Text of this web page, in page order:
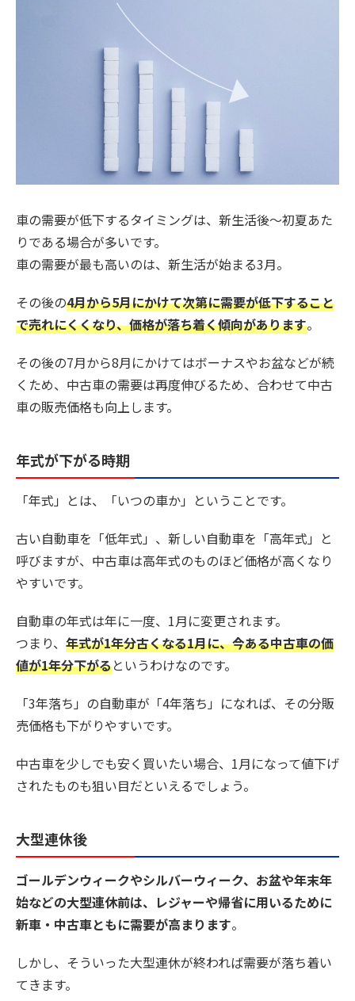
車の需要が低下するタイミングは、新生活後〜初夏あた
りである場合が多いです。
車の需要が最も高いのは、新生活が始まる3月。
その後の4月から5月にかけて次第に需要が低下すること
で売れにくくなり、価格が落ち着く傾向があります。
その後の7月から8月にかけてはボーナスやお盆などが続
くため、中古車の需要は再度伸びるため、合わせて中古
車の販売価格も向上します。
年式が下がる時期
「年式」とは、「いつの車か」ということです。
古い自動車を「低年式」、新しい自動車を「高年式」と
呼びますが、中古車は高年式のものほど価格が高くなり
やすいです。
自動車の年式は年に一度、1月に変更されます。
つまり、 年式が1年分古くなる1月に、今ある中古車の価
値が1年分下がるというわけなのです。
「3年落ち」の自動車が「4年落ち」になれば、その分販
売価格も下がりやすいです。
中古車を少しでも安く買いたい場合、1月になって値下げ
されたものも狙い目だといえるでしょう。
大型連休後
ゴールデンウィークやシルバーウィーク、お盆や年末年
始などの大型連休前は、レジャーや帰省に用いるために
新車・中古車ともに需要が高まります。
しかし、そういった大型連休が終われば需要が落ち着い
てきます。